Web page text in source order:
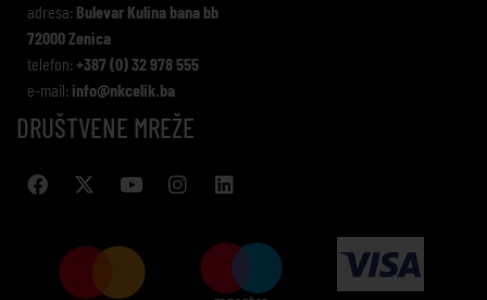
adresa: Bulevar Kulina bana bb
72000 Zenica
telefon: +387 (0) 32 978 555
e-mail: info@nkcelik.ba
DRUŠTVENE MREŽE